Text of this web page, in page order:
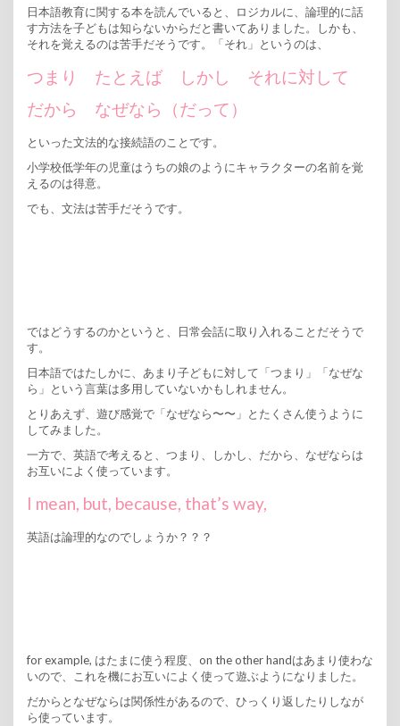
日本語教育に関する本を読んでいると、ロジカルに、論理的に話
す方法を子どもは知らないからだと書いてありました。しかも、
それを覚えるのは苦手だそうです。「それ」というのは、
つまり たとえば しかし それに対して
だから なぜなら（だって）
といった文法的な接続語のことです。
小学校低学年の児童はうちの娘のようにキャラクターの名前を覚
えるのは得意。
でも、文法は苦手だそうです。
ではどうするのかというと、日常会話に取り入れることだそうで
す。
日本語ではたしかに、あまり子どもに対して「つまり」「なぜな
ら」という言葉は多用していないかもしれません。
とりあえず、遊び感覚で「なぜなら〜〜」とたくさん使うように
してみました。
一方で、英語で考えると、つまり、しかし、だから、なぜならは
お互いによく使っています。
I mean, but, because, that’s way,
英語は論理的なのでしょうか？？？
for example, はたまに使う程度、on the other handはあまり使わな
いので、これを機にお互いによく使って遊ぶようになりました。
だからとなぜならは関係性があるので、ひっくり返したりしなが
ら使っています。